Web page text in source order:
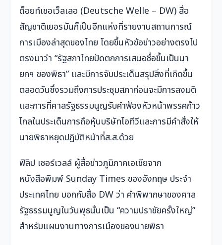
ด็อยท์เชอเว็ลเลอ (Deutsche Welle – DW) สื่อ
สัญชาติเยอรมันก็เป็นอีกแห่งที่รายงานสถานการณ์
การเมืองล่าสุดของไทย โดยขึ้นหัวข้อข่าวอย่างตรงไป
ตรงมาว่า “รัฐสภาไทยปัดตกการเสนอชื่อขึ้นเป็นนา
ยกฯ ของพิธา” และมีการจับประเด็นสรุปสิ่งที่เกิดขึ้น
ตลอดวันซึ่งรวมถึงการประชุมสภาก่อนจะมีการลงมติ
และการที่ศาลรัฐธรรมนูญรับคำฟ้องหัวหน้าพรรคก้าว
ไกลในประเด็นการถือหุ้นบริษัทไอทีวีและการมีคำสั่งให้
นายพิธาหยุดปฏิบัติหน้าที่ส.ส.ด้วย
ฟิลิป เชอร์เวลล์ ผู้สื่อข่าวภูมิภาคเอเชียจาก
หนังสือพิมพ์ Sunday Times ของอังกฤษ ประจำ
ประเทศไทย บอกกับสื่อ DW ว่า คำพิพากษาของศาล
รัฐธรรมนูญในวันพุธนั้นเป็น “ความปราชัยครั้งใหญ่”
สำหรับแผนงานทางการเมืองของนายพิธา